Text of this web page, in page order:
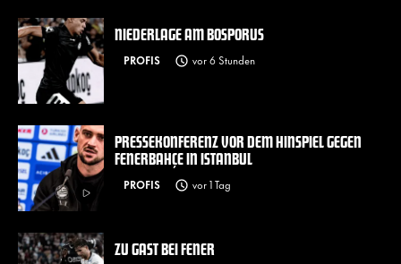
NIEDERLAGE AM BOSPORUS
PROFIS vor 6 Stunden
PRESSEKONFERENZ VOR DEM HINSPIEL GEGEN
FENERBAHÇE IN ISTANBUL
PROFIS vor 1 Tag
ZU GAST BEI FENER